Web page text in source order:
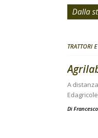
Dalla
TRATTORI
A
Di